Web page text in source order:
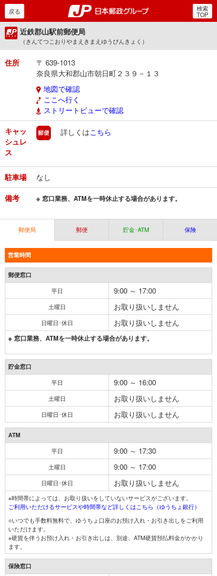
郵便局・日本郵政グルー
戻る 検索
TOP
近鉄郡山駅前郵便局
（きんてつこおりやまえきまえゆうびんきょく）
住所
〒 639-1013
奈良県大和郡山市朝日町２３９－１３
地図で確認
ここへ行く
ストリートビューで確認
キャッ
シュレ
ス
郵便
詳しくはこちら
駐車場 なし
備考 ※ 窓口業務、ATMを一時休止する場合があります。
郵便局 郵便 貯金･ATM 保険
営業時間
郵便窓口
平日 9:00 ～ 17:00
土曜日 お取り扱いしません
日曜日･休日 お取り扱いしません
※ 窓口業務、ATMを一時休止する場合があります。
貯金窓口
平日 9:00 ～ 16:00
土曜日 お取り扱いしません
日曜日･休日 お取り扱いしません
ATM
平日 9:00 ～ 17:30
土曜日 9:00 ～ 17:00
日曜日･休日 お取り扱いしません
※時間帯によっては、お取り扱いをしていないサービスがございます。
ご利用いただけるサービスや時間帯など詳しくはこちら（ゆうちょ銀行）
○いつでも手数料無料で、ゆうちょ口座のお預け入れ・お引き出しをご利用
いただけます。
※硬貨を伴うお預け入れ・お引き出しは、別途、ATM硬貨預払料金がかかり
ます。
保険窓口